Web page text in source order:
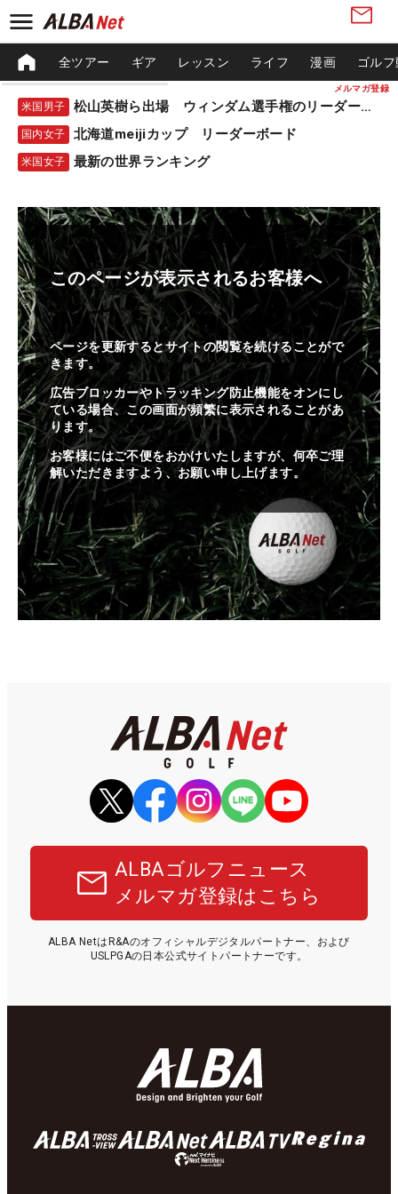
メルマガ登録
全ツアー ギア レッスン ライフ 漫画 ゴル
米国男子 松山英樹ら出場 ウィンダム選手権のリーダーボード
国内女子 北海道meijiカップ リーダーボード
米国女子 最新の世界ランキング
このページが表示されるお客様へ
ページを更新するとサイトの閲覧を続けることがで
きます。
広告ブロッカーやトラッキング防止機能をオンにし
ている場合、この画面が頻繁に表示されることがあ
ります。
お客様にはご不便をおかけいたしますが、何卒ご理
解いただきますよう、お願い申し上げます。
ALBAゴルフニュース
メルマガ登録はこちら
ALBA NetはR&Aのオフィシャルデジタルパートナー、および
USLPGAの日本公式サイトパートナーです。